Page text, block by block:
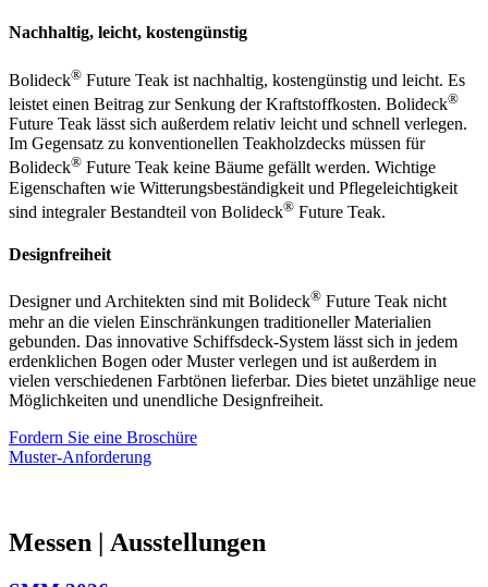
Nachhaltig, leicht, kostengünstig
Bolideck® Future Teak ist nachhaltig, kostengünstig und leicht. Es
leistet einen Beitrag zur Senkung der Kraftstoffkosten. Bolideck®
Future Teak lässt sich außerdem relativ leicht und schnell verlegen.
Im Gegensatz zu konventionellen Teakholzdecks müssen für
Bolideck® Future Teak keine Bäume gefällt werden. Wichtige
Eigenschaften wie Witterungsbeständigkeit und Pflegeleichtigkeit
sind integraler Bestandteil von Bolideck® Future Teak.
Designfreiheit
Designer und Architekten sind mit Bolideck® Future Teak nicht
mehr an die vielen Einschränkungen traditioneller Materialien
gebunden. Das innovative Schiffsdeck-System lässt sich in jedem
erdenklichen Bogen oder Muster verlegen und ist außerdem in
vielen verschiedenen Farbtönen lieferbar. Dies bietet unzählige neue
Möglichkeiten und unendliche Designfreiheit.
Fordern Sie eine Broschüre
Muster-Anforderung
Messen | Ausstellungen